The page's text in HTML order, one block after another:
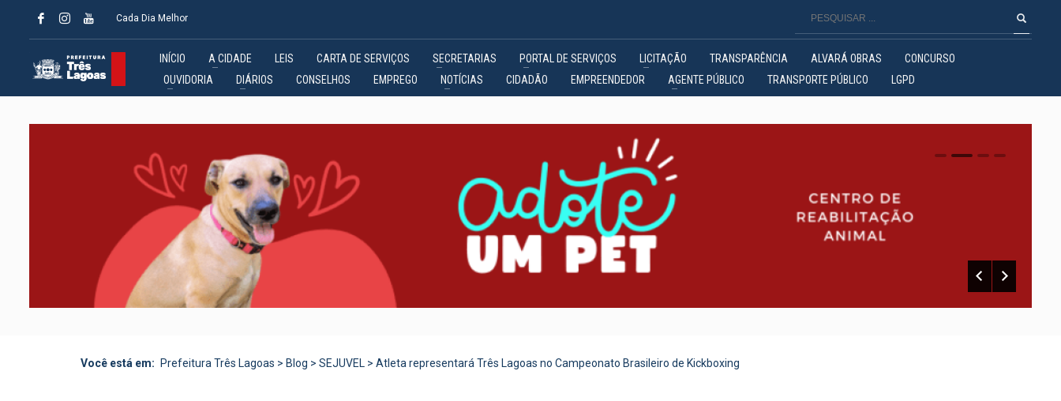
Cada Dia Melhor
INÍCIO A CIDADE LEIS CARTA DE SERVIÇOS SECRETARIAS PORTAL DE SERVIÇOS LICITAÇÃO TRANSPARÊNCIA ALVARÁ OBRAS
CONCURSO
OUVIDORIA
DIÁRIOS CONSELHOS EMPREGO NOTÍCIAS CIDADÃO EMPREENDEDOR AGENTE PÚBLICO TRANSPORTE PÚBLICO LGPD
0 1 2
Você está em: Prefeitura Três Lagoas > Blog > SEJUVEL > Atleta representará Três Lagoas no Campeonato Brasileiro de Kickboxing